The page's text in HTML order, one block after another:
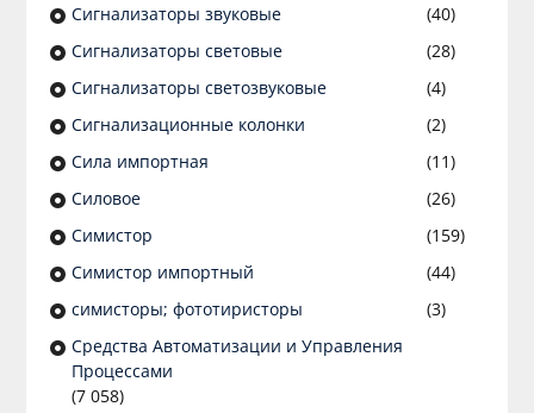
Сигнализаторы звуковые
(40)
Сигнализаторы световые
(28)
Сигнализаторы светозвуковые
(4)
Сигнализационные колонки
(2)
Сила импортная
(11)
Силовое
(26)
Симистор
(159)
Симистор импортный
(44)
симисторы; фототиристоры
(3)
Средства Автоматизации и Управления
Процессами
(7 058)